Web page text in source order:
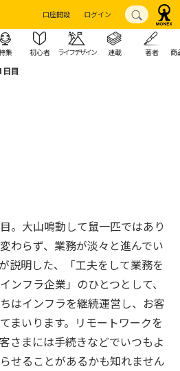
口座開設 ログイン
集 初心者 ライフデザイン 連載 著者 商
日目
。 大山鳴動して鼠一匹ではあり
わらず、 業務が淡々と進んでい
説明した、「工夫をして業務を
ンフラ企業」 のひとつとして、
はインフラを継続運営し、 お客
まいります。 リモートワークを
さまには手続きなどでいつもよ
せる ことがあるかも知れません